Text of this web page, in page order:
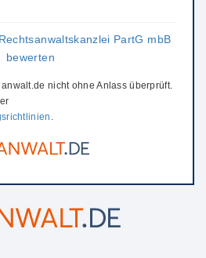
PartG mbB
bewerten
nicht ohne Anlass überprüft.
.